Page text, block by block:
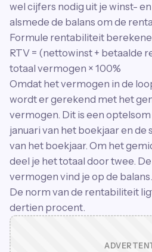
wel cijfers nodig uit je winst-
alsmede de balans om de
Formule rentabiliteit
RTV = (nettowinst + betaalde
totaal vermogen × 100%
Omdat het vermogen in de
wordt er gerekend met het
vermogen. Dit is een optelsom
januari van het boekjaar en de
van het boekjaar. Om het
deel je het totaal door twee.
vermogen vind je op de balans.
De norm van de rentabiliteit
dertien procent.